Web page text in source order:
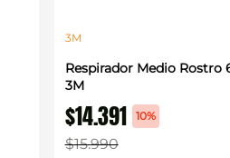
3M
Respirador Medio Rostro
3M
$14.391 10%
$15.990